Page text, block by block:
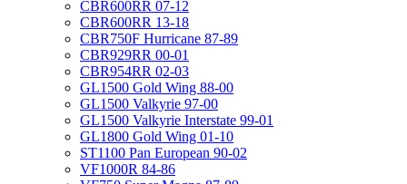
CBR600RR 07-12
CBR600RR 13-18
CBR750F Hurricane 87-89
CBR929RR 00-01
CBR954RR 02-03
GL1500 Gold Wing 88-00
GL1500 Valkyrie 97-00
GL1500 Valkyrie Interstate 99-01
GL1800 Gold Wing 01-10
ST1100 Pan European 90-02
VF1000R 84-86